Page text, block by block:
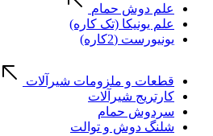
علم دوش حمام
علم یونیکا (تک کاره)
یونیورست (2کاره)
قطعات و ملزومات شیرآلات
کارتریج شیرآلات
سردوش حمام
شلنگ دوش و توالت